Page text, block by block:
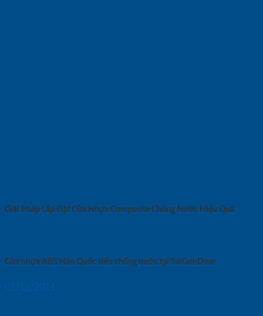
Giải Pháp Lắp Đặt Cửa Nhựa Composite Chống Nước Hiệu Quả
Cửa nhựa ABS Hàn Quốc siêu chống nước tại SaiGonDoor
09/12/2024